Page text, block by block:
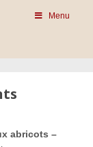
Menu
abricots –